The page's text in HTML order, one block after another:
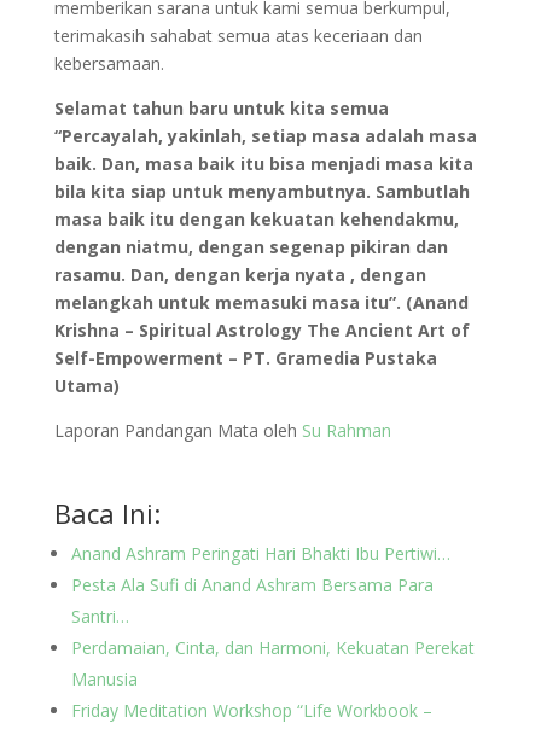
memberikan sarana untuk kami semua berkumpul,
terimakasih sahabat semua atas keceriaan dan
kebersamaan.
Selamat tahun baru untuk kita semua
“Percayalah, yakinlah, setiap masa adalah masa
baik. Dan, masa baik itu bisa menjadi masa kita
bila kita siap untuk menyambutnya. Sambutlah
masa baik itu dengan kekuatan kehendakmu,
dengan niatmu, dengan segenap pikiran dan
rasamu. Dan, dengan kerja nyata , dengan
melangkah untuk memasuki masa itu”. (Anand
Krishna – Spiritual Astrology The Ancient Art of
Self-Empowerment – PT. Gramedia Pustaka
Utama)
Laporan Pandangan Mata oleh Su Rahman
Baca Ini:
Anand Ashram Peringati Hari Bhakti Ibu Pertiwi…
Pesta Ala Sufi di Anand Ashram Bersama Para
Santri…
Perdamaian, Cinta, dan Harmoni, Kekuatan Perekat
Manusia
Friday Meditation Workshop “Life Workbook –